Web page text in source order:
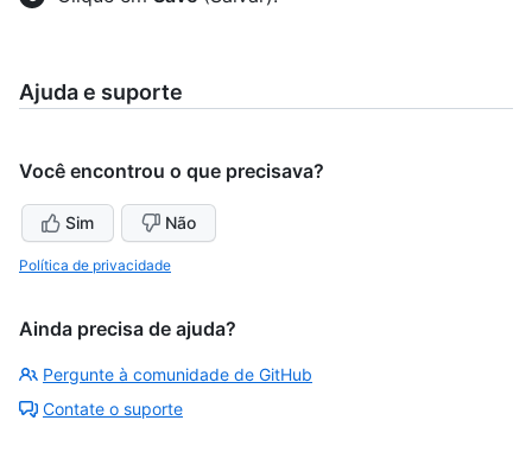
Ajuda e suporte
Você encontrou o que precisava?
Sim Não
Política de privacidade
Ainda precisa de ajuda?
Pergunte à comunidade de GitHub
Contate o suporte